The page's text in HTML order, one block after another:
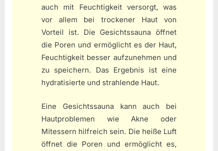
auch mit Feuchtigkeit versorgt, was
vor allem bei trockener Haut von
Vorteil ist. Die Gesichtssauna öffnet
die Poren und ermöglicht es der Haut,
Feuchtigkeit besser aufzunehmen und
zu speichern. Das Ergebnis ist eine
hydratisierte und strahlende Haut.
Eine Gesichtssauna kann auch bei
Hautproblemen wie Akne oder
Mitessern hilfreich sein. Die heiße Luft
öffnet die Poren und ermöglicht es,